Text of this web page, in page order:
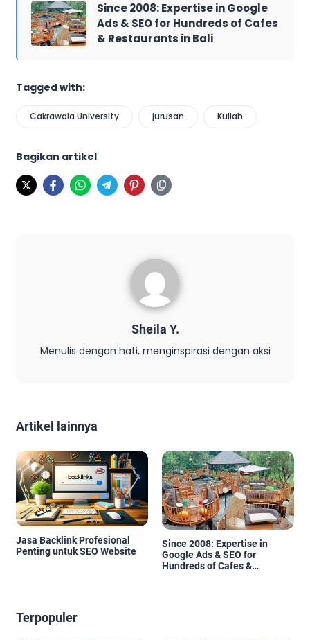
Since 2008: Expertise in Google
Ads & SEO for Hundreds of Cafes
& Restaurants in Bali
Tagged with:
Cakrawala University jurusan Kuliah
Bagikan artikel
Sheila Y.
Menulis dengan hati, menginspirasi dengan aksi
Artikel lainnya
Jasa Backlink Profesional
Penting untuk SEO Website
Since 2008: Expertise in
Google Ads & SEO for
Hundreds of Cafes &
Terpopuler